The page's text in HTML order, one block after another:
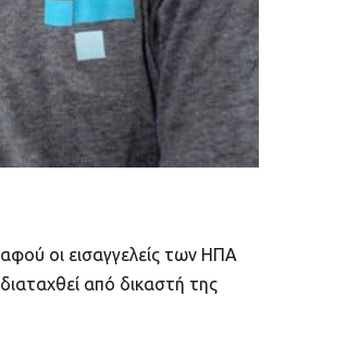
οι εισαγγελείς των ΗΠΑ
από δικαστή της